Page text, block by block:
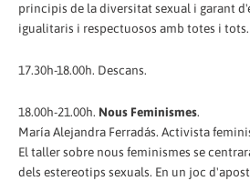
principis de la diversitat sexual i garant
igualitaris i respectuosos amb totes i tots.
17.30h-18.00h. Descans.
18.00h-21.00h. Nous Feminismes.
María Alejandra Ferradás. Activista
El taller sobre nous feminismes se
dels estereotips sexuals. En un joc